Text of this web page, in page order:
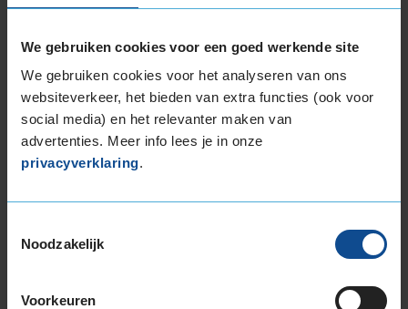
We gebruiken cookies voor een goed werkende site
We gebruiken cookies voor het analyseren van ons
websiteverkeer, het bieden van extra functies (ook voor
social media) en het relevanter maken van
advertenties. Meer info lees je in onze
privacyverklaring.
Noodzakelijk
Voorkeuren
255/35R19 96Y EXTRALOAD
255/40R19 100Y EXTRALOAD
255/40R19 100Y EXTRALOAD RUNFLAT
255/50R19 107W EXTRALOAD
265/35R19 98Y EXTRALOAD
275/35R19 100Y EXTRALOAD